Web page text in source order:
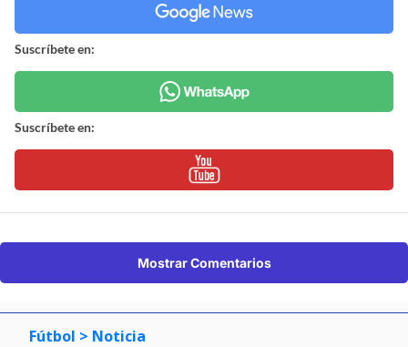
Suscríbete en:
Suscríbete en:
Mostrar Comentarios
Fútbol > Noticia